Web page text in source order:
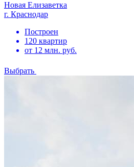
Новая Елизаветка
г. Краснодар
Построен
120 квартир
от 12 млн. руб.
Выбрать